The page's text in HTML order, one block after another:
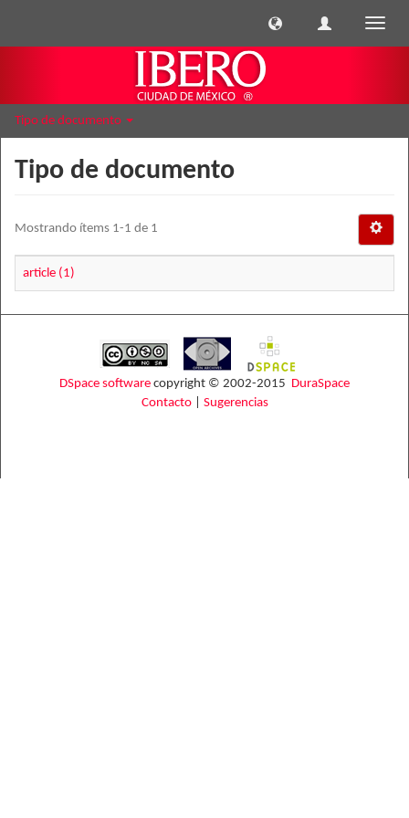
Tipo de documento
Tipo de documento
Mostrando ítems 1-1 de 1
article (1)
DSpace software copyright © 2002-2015 DuraSpace
Contacto| Sugerencias